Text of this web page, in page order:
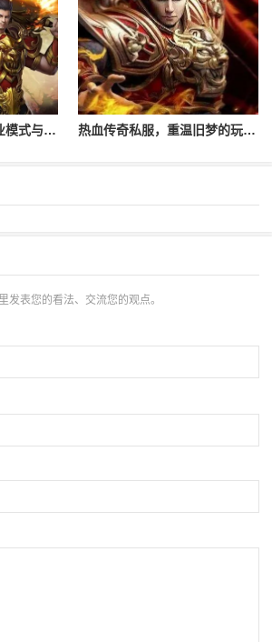
传奇私服发布网的商业模式与未来发展 热血传奇私服，重温旧梦的玩家首选
表您的看法、交流您的观点。